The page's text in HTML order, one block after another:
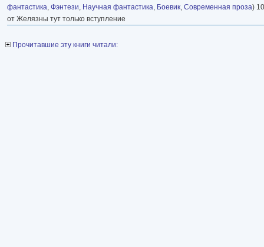
фантастика, Фэнтези, Научная фантастика, Боевик, Современная проза)
от Желязны тут только вступление
Прочитавшие эту книги читали: